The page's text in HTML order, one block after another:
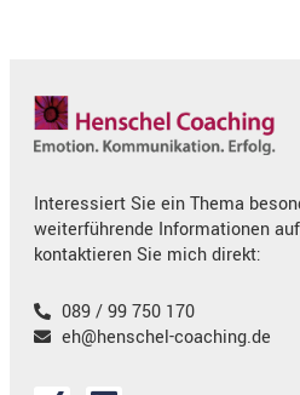
Interessiert Sie ein Thema
weiterführende Informationen
kontaktieren Sie mich direkt:
089 / 99 750 170
eh@henschel-coaching.de